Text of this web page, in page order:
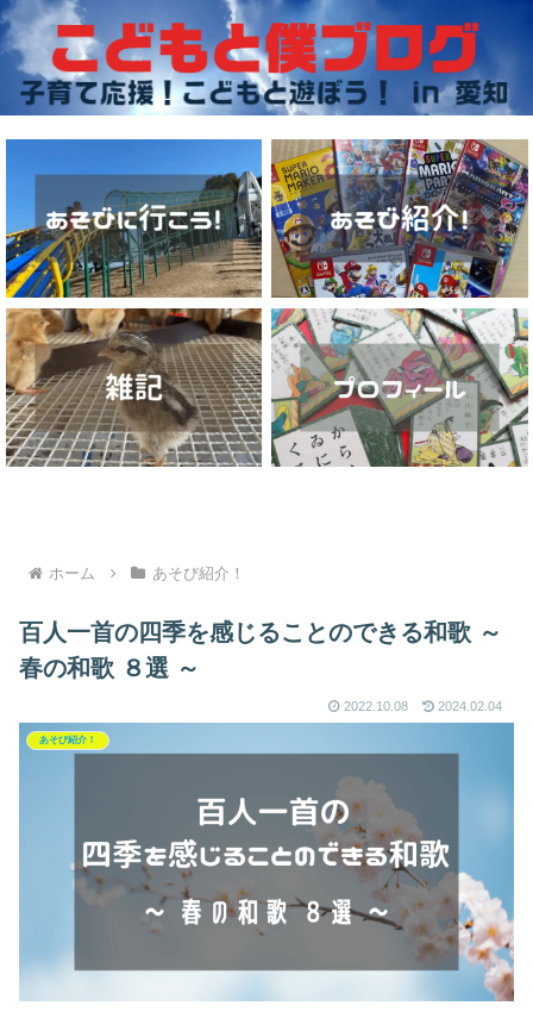
ホーム あそび紹介！
百人一首の四季を感じることのできる和歌 ～
春の和歌 ８選 ～
2022.10.08 2024.02.04
あそび紹介！